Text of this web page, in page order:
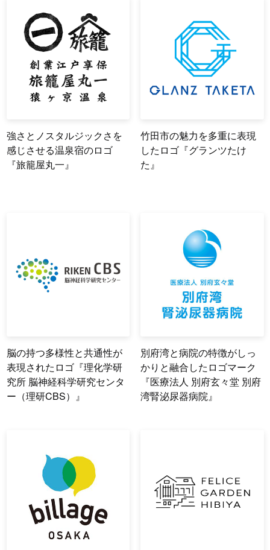
強さとノスタルジックさを
感じさせる温泉宿のロゴ
『旅籠屋丸一』
竹田市の魅力を多重に表現
したロゴ『グランツたけ
た』
脳の持つ多様性と共通性が
表現されたロゴ『理化学研
究所 脳神経科学研究センタ
ー（理研CBS）』
別府湾と病院の特徴がしっ
かりと融合したロゴマーク
『医療法人 別府玄々堂 別府
湾腎泌尿器病院』